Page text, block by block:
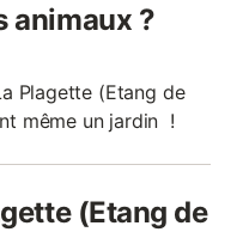
animaux ?
Plagette (Etang de
même un jardin !
(Etang de